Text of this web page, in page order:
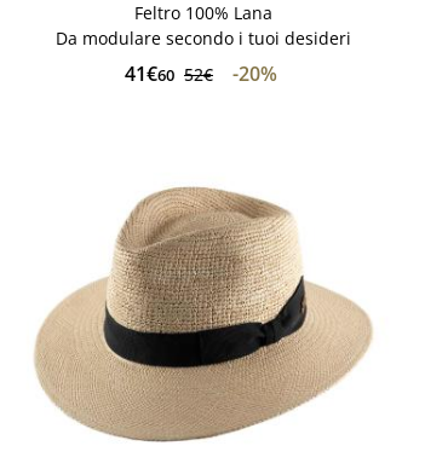
Feltro 100% Lana
Da modulare secondo i tuoi desideri
41€60 52€ -20%